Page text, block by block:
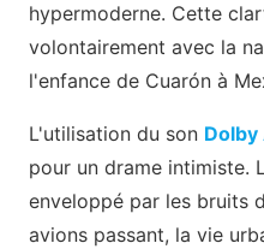
hypermoderne. Cette
volontairement avec la
l'enfance de Cuarón à
L'utilisation du son Dolby
pour un drame intimiste.
enveloppé par les bruits
avions passant, la vie